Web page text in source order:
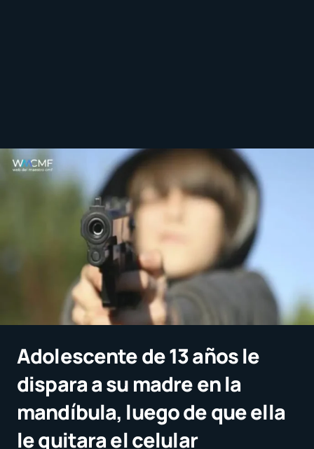
Adolescente de 13 años le
dispara a su madre en la
mandíbula, luego de que ella
le quitara el celular